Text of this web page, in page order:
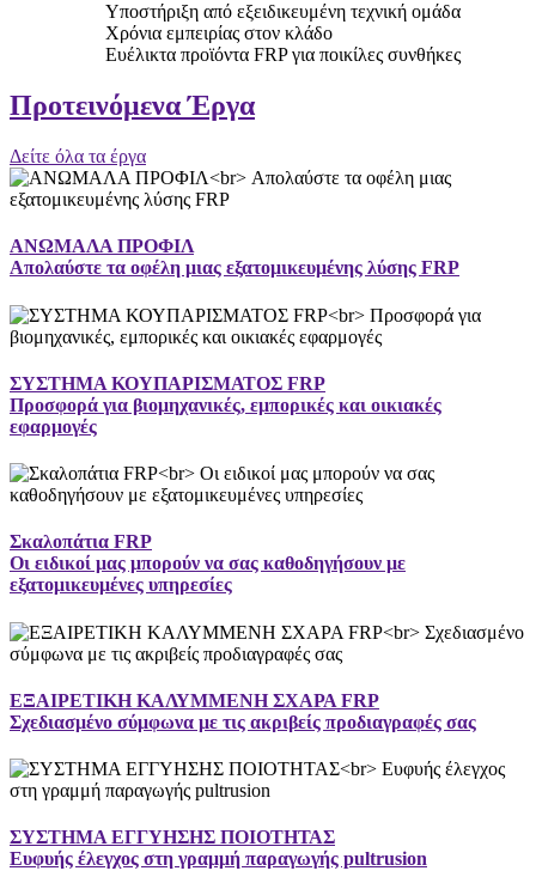
Υποστήριξη από εξειδικευμένη τεχνική ομάδα
Χρόνια εμπειρίας στον κλάδο
Ευέλικτα προϊόντα FRP για ποικίλες συνθήκες
Προτεινόμενα Έργα
Δείτε όλα τα έργα
ΑΝΩΜΑΛΑ ΠΡΟΦΙΛ
Απολαύστε τα οφέλη μιας εξατομικευμένης λύσης FRP
ΣΥΣΤΗΜΑ ΚΟΥΠΑΡΙΣΜΑΤΟΣ FRP
Προσφορά για βιομηχανικές, εμπορικές και οικιακές
εφαρμογές
Σκαλοπάτια FRP
Οι ειδικοί μας μπορούν να σας καθοδηγήσουν με
εξατομικευμένες υπηρεσίες
ΕΞΑΙΡΕΤΙΚΗ ΚΑΛΥΜΜΕΝΗ ΣΧΑΡΑ FRP
Σχεδιασμένο σύμφωνα με τις ακριβείς προδιαγραφές σας
ΣΥΣΤΗΜΑ ΕΓΓΥΗΣΗΣ ΠΟΙΟΤΗΤΑΣ
Ευφυής έλεγχος στη γραμμή παραγωγής pultrusion